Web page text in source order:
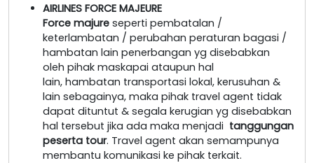
AIRLINES FORCE MAJEURE
Force majure seperti pembatalan /
keterlambatan / perubahan peraturan bagasi /
hambatan lain penerbangan yg disebabkan
oleh pihak maskapai ataupun hal
lain, hambatan transportasi lokal, kerusuhan &
lain sebagainya, maka pihak travel agent tidak
dapat dituntut & segala kerugian yg disebabkan
hal tersebut jika ada maka menjadi tanggungan
peserta tour. Travel agent akan semampunya
membantu komunikasi ke pihak terkait.